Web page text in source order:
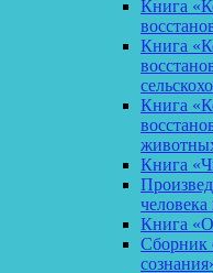
Книга
Книга
Книга
Книга
Книга
Сборник